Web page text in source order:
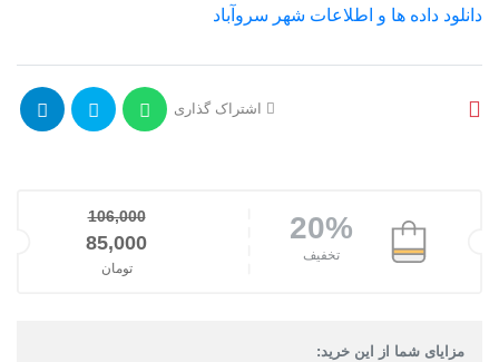
دانلود داده ها و اطلاعات شهر سروآباد
اشتراک گذاری
20%
تخفیف
106,000
قیمت اصلی: 106,000تومان بود.
85,000
تومان
مزایای شما از این خرید: